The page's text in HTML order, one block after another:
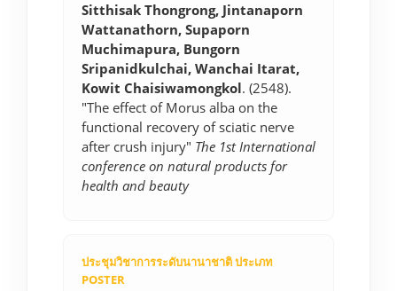
Sitthisak Thongrong, Jintanaporn
Wattanathorn, Supaporn
Muchimapura, Bungorn
Sripanidkulchai, Wanchai Itarat,
Kowit Chaisiwamongkol. (2548).
"The effect of Morus alba on the
functional recovery of sciatic nerve
after crush injury" The 1st International
conference on natural products for
health and beauty
ประชุมวิชาการระดับนานาชาติ ประเภท
POSTER